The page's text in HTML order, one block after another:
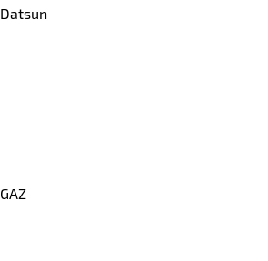
Datsun
GAZ